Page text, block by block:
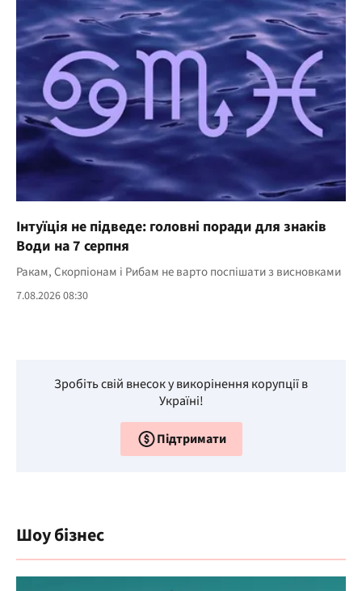
Інтуїція не підведе: головні поради для знаків
Води на 7 серпня
Ракам, Скорпіонам і Рибам не варто поспішати з висновками
7.08.2026 08:30
Зробіть свій внесок у викорінення корупції в
Україні!
Підтримати
Шоу бізнес